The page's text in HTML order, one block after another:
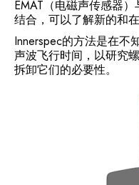
EMAT（电磁声传感器
结合，可以了解新的和
Innerspec的方法是在不
声波飞行时间，以研究
拆卸它们的必要性。